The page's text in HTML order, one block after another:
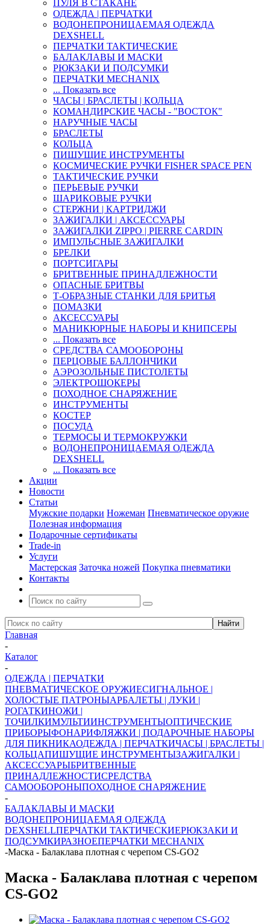
ПУЛЯ В СТАКАНЕ
ОДЕЖДА | ПЕРЧАТКИ
ВОДОНЕПРОНИЦАЕМАЯ ОДЕЖДА
DEXSHELL
ПЕРЧАТКИ ТАКТИЧЕСКИЕ
БАЛАКЛАВЫ И МАСКИ
РЮКЗАКИ И ПОДСУМКИ
ПЕРЧАТКИ MECHANIX
... Показать все
ЧАСЫ | БРАСЛЕТЫ | КОЛЬЦА
КОМАНДИРСКИЕ ЧАСЫ - "ВОСТОК"
НАРУЧНЫЕ ЧАСЫ
БРАСЛЕТЫ
КОЛЬЦА
ПИШУЩИЕ ИНСТРУМЕНТЫ
КОСМИЧЕСКИЕ РУЧКИ FISHER SPACE PEN
ТАКТИЧЕСКИЕ РУЧКИ
ПЕРЬЕВЫЕ РУЧКИ
ШАРИКОВЫЕ РУЧКИ
СТЕРЖНИ | КАРТРИДЖИ
ЗАЖИГАЛКИ | АКСЕССУАРЫ
ЗАЖИГАЛКИ ZIPPO | PIERRE CARDIN
ИМПУЛЬСНЫЕ ЗАЖИГАЛКИ
БРЕЛКИ
ПОРТСИГАРЫ
БРИТВЕННЫЕ ПРИНАДЛЕЖНОСТИ
ОПАСНЫЕ БРИТВЫ
Т-ОБРАЗНЫЕ СТАНКИ ДЛЯ БРИТЬЯ
ПОМАЗКИ
АКСЕССУАРЫ
МАНИКЮРНЫЕ НАБОРЫ И КНИПСЕРЫ
... Показать все
СРЕДСТВА САМООБОРОНЫ
ПЕРЦОВЫЕ БАЛЛОНЧИКИ
АЭРОЗОЛЬНЫЕ ПИСТОЛЕТЫ
ЭЛЕКТРОШОКЕРЫ
ПОХОДНОЕ СНАРЯЖЕНИЕ
ИНСТРУМЕНТЫ
КОСТЕР
ПОСУДА
ТЕРМОСЫ И ТЕРМОКРУЖКИ
ВОДОНЕПРОНИЦАЕМАЯ ОДЕЖДА
DEXSHELL
... Показать все
Акции
Новости
Статьи
Мужские подарки Ножеман Пневматическое оружие
Полезная информация
Подарочные сертификаты
Trade-in
Услуги
Мастерская Заточка ножей Покупка пневматики
Контакты
Главная
-
Каталог
-
ОДЕЖДА | ПЕРЧАТКИ
ПНЕВМАТИЧЕСКОЕ ОРУЖИЕСИГНАЛЬНОЕ |
ХОЛОСТЫЕ ПАТРОНЫАРБАЛЕТЫ | ЛУКИ |
РОГАТКИНОЖИ |
ТОЧИЛКИМУЛЬТИИНСТРУМЕНТЫОПТИЧЕСКИЕ
ПРИБОРЫФОНАРИФЛЯЖКИ | ПОДАРОЧНЫЕ НАБОРЫ
ДЛЯ ПИКНИКАОДЕЖДА | ПЕРЧАТКИЧАСЫ | БРАСЛЕТЫ |
КОЛЬЦАПИШУЩИЕ ИНСТРУМЕНТЫЗАЖИГАЛКИ |
АКСЕССУАРЫБРИТВЕННЫЕ
ПРИНАДЛЕЖНОСТИСРЕДСТВА
САМООБОРОНЫПОХОДНОЕ СНАРЯЖЕНИЕ
-
БАЛАКЛАВЫ И МАСКИ
ВОДОНЕПРОНИЦАЕМАЯ ОДЕЖДА
DEXSHELLПЕРЧАТКИ ТАКТИЧЕСКИЕРЮКЗАКИ И
ПОДСУМКИРАЗНОЕПЕРЧАТКИ MECHANIX
-Маска - Балаклава плотная с черепом CS-GO2
Маска - Балаклава плотная с черепом
CS-GO2